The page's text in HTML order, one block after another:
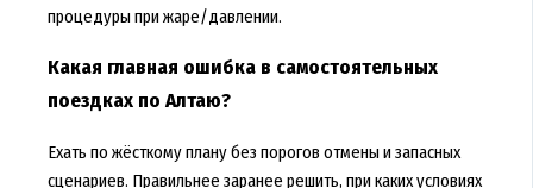
процедуры при жаре/давлении.
Какая главная ошибка в самостоятельных
поездках по Алтаю?
Ехать по жёсткому плану без порогов отмены и запасных
сценариев. Правильнее заранее решить, при каких условиях